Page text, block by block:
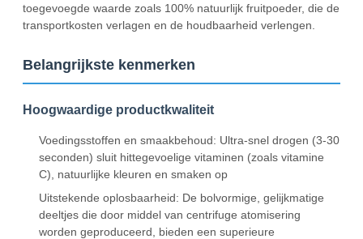
toegevoegde waarde zoals 100% natuurlijk fruitpoeder, die de
transportkosten verlagen en de houdbaarheid verlengen.
Belangrijkste kenmerken
Hoogwaardige productkwaliteit
Voedingsstoffen en smaakbehoud: Ultra-snel drogen (3-30
seconden) sluit hittegevoelige vitaminen (zoals vitamine
C), natuurlijke kleuren en smaken op
Uitstekende oplosbaarheid: De bolvormige, gelijkmatige
deeltjes die door middel van centrifuge atomisering
worden geproduceerd, bieden een superieure